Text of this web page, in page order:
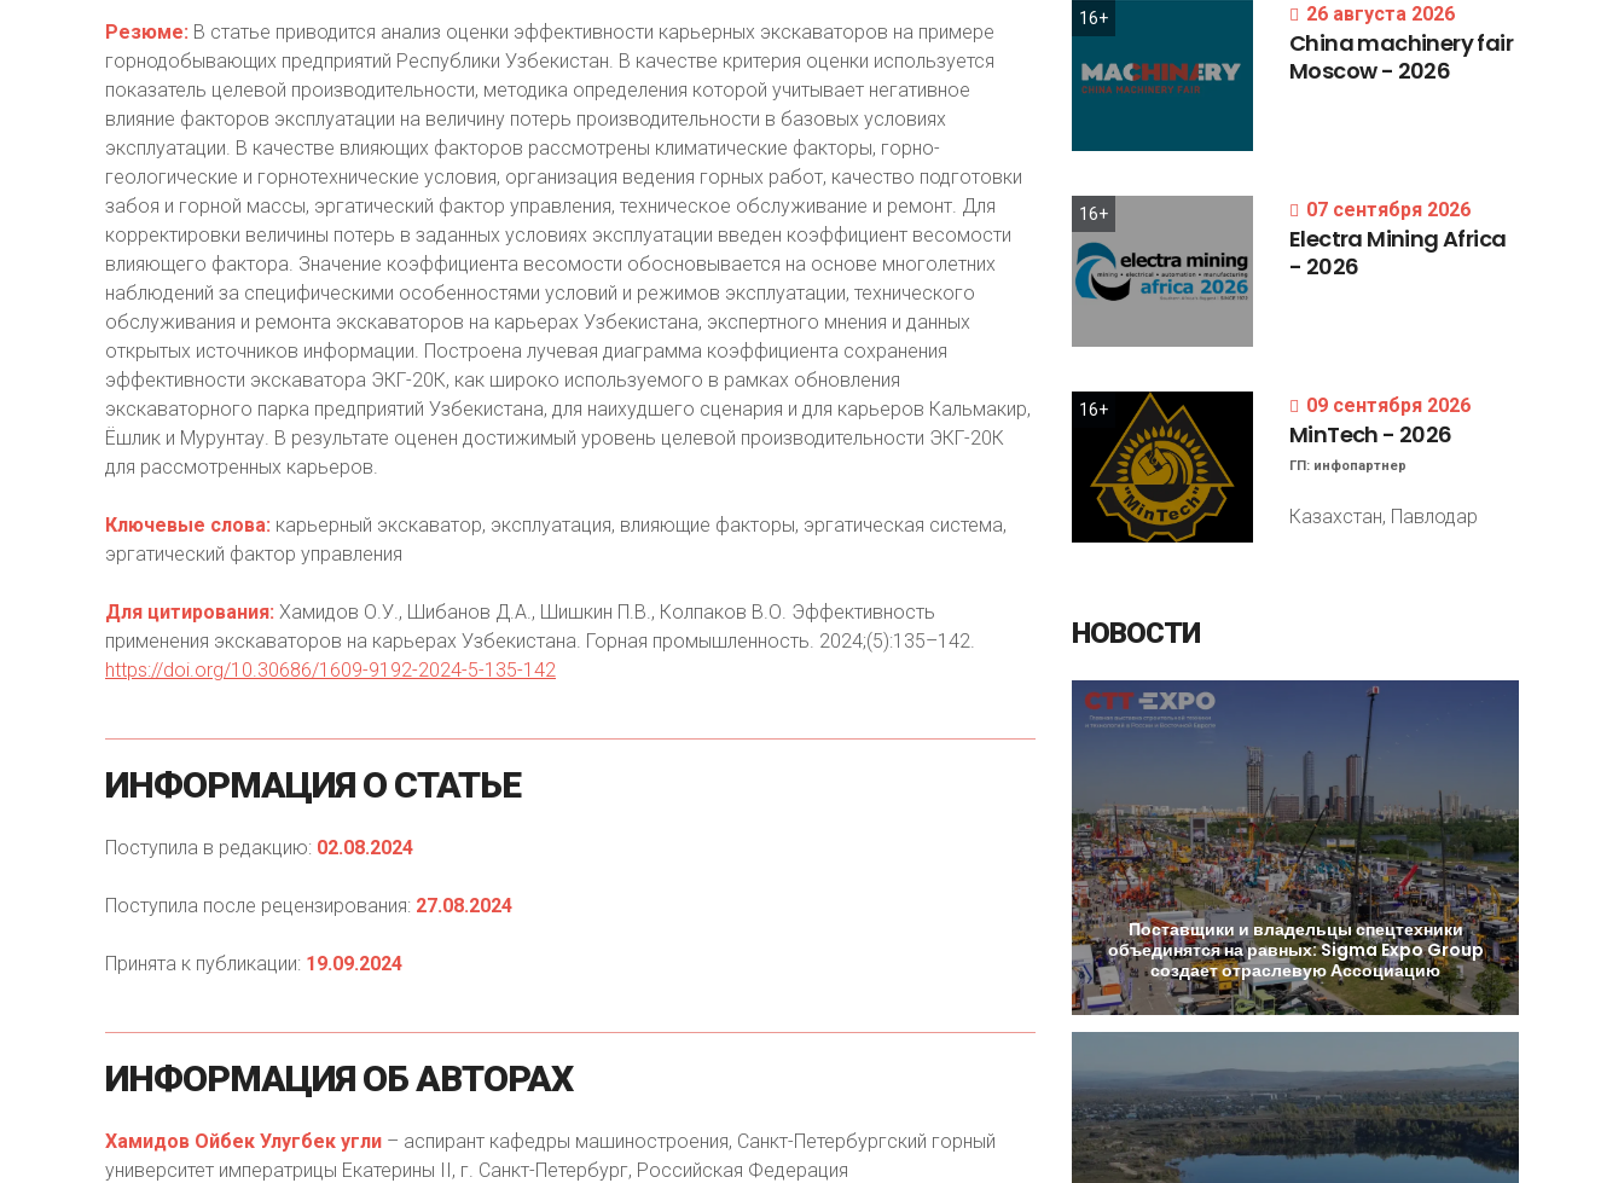
Резюме: В статье приводится анализ оценки эффективности карьерных экскаваторов на примере
горнодобывающих предприятий Республики Узбекистан. В качестве критерия оценки используется
показатель целевой производительности, методика определения которой учитывает негативное
влияние факторов эксплуатации на величину потерь производительности в базовых условиях
эксплуатации. В качестве влияющих факторов рассмотрены климатические факторы, горно-
геологические и горнотехнические условия, организация ведения горных работ, качество подготовки
забоя и горной массы, эргатический фактор управления, техническое обслуживание и ремонт. Для
корректировки величины потерь в заданных условиях эксплуатации введен коэффициент весомости
влияющего фактора. Значение коэффициента весомости обосновывается на основе многолетних
наблюдений за специфическими особенностями условий и режимов эксплуатации, технического
обслуживания и ремонта экскаваторов на карьерах Узбекистана, экспертного мнения и данных
открытых источников информации. Построена лучевая диаграмма коэффициента сохранения
эффективности экскаватора ЭКГ-20К, как широко используемого в рамках обновления
экскаваторного парка предприятий Узбекистана, для наихудшего сценария и для карьеров Кальмакир,
Ёшлик и Мурунтау. В результате оценен достижимый уровень целевой производительности ЭКГ-20К
для рассмотренных карьеров.
Ключевые слова: карьерный экскаватор, эксплуатация, влияющие факторы, эргатическая система,
эргатический фактор управления
Для цитирования: Хамидов О.У., Шибанов Д.А., Шишкин П.В., Колпаков В.О. Эффективность
применения экскаваторов на карьерах Узбекистана. Горная промышленность. 2024;(5):135–142.
https://doi.org/10.30686/1609-9192-2024-5-135-142
ИНФОРМАЦИЯ О СТАТЬЕ
Поступила в редакцию: 02.08.2024
Поступила после рецензирования: 27.08.2024
Принята к публикации: 19.09.2024
ИНФОРМАЦИЯ ОБАВТОРАХ
Хамидов Ойбек Улугбек угли – аспирант кафедры машиностроения, Санкт-Петербургский горный
университет императрицы Екатерины II, г. Санкт-Петербург, Российская Федерация
16+ 26 августа 2026
Chinamachineryfair
Moscow- 2026
16+ 07 сентября 2026
Electra MiningAfrica
- 2026
16+ 09 сентября 2026
MinTech - 2026
ГП: инфопартнер
Казахстан, Павлодар
НОВОСТИ
Поставщики и владельцыспецтехники
объединятсянаравных:SigmaExpoGroup
создаетотраслевуюАссоциацию